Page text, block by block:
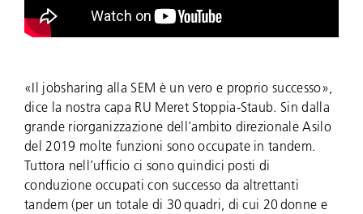
«Il jobsharing alla SEM è un vero e proprio successo»,
dice la nostra capa RU Meret Stoppia-Staub. Sin dalla
grande riorganizzazione dell’ambito direzionale Asilo
del 2019 molte funzioni sono occupate in tandem.
Tuttora nell’ufficio ci sono quindici posti di
conduzione occupati con successo da altrettanti
tandem (per un totale di 30 quadri, di cui 20 donne e